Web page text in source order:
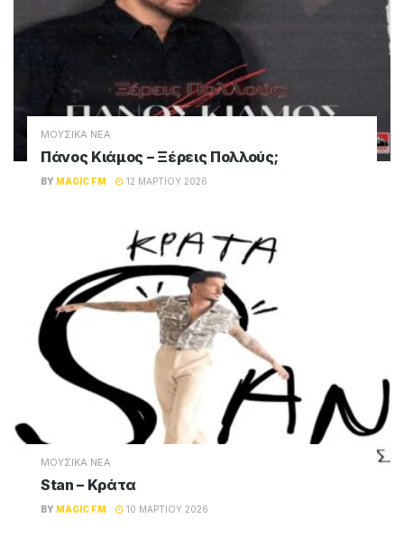
ΜΟΥΣΙΚΑ ΝΕΑ
Πάνος Κιάμος – Ξέρεις Πολλούς;
BY MAGIC FM 12 ΜΑΡΤΊΟΥ 2026
ΜΟΥΣΙΚΑ ΝΕΑ
Stan – Κράτα
BY MAGIC FM 10 ΜΑΡΤΊΟΥ 2026